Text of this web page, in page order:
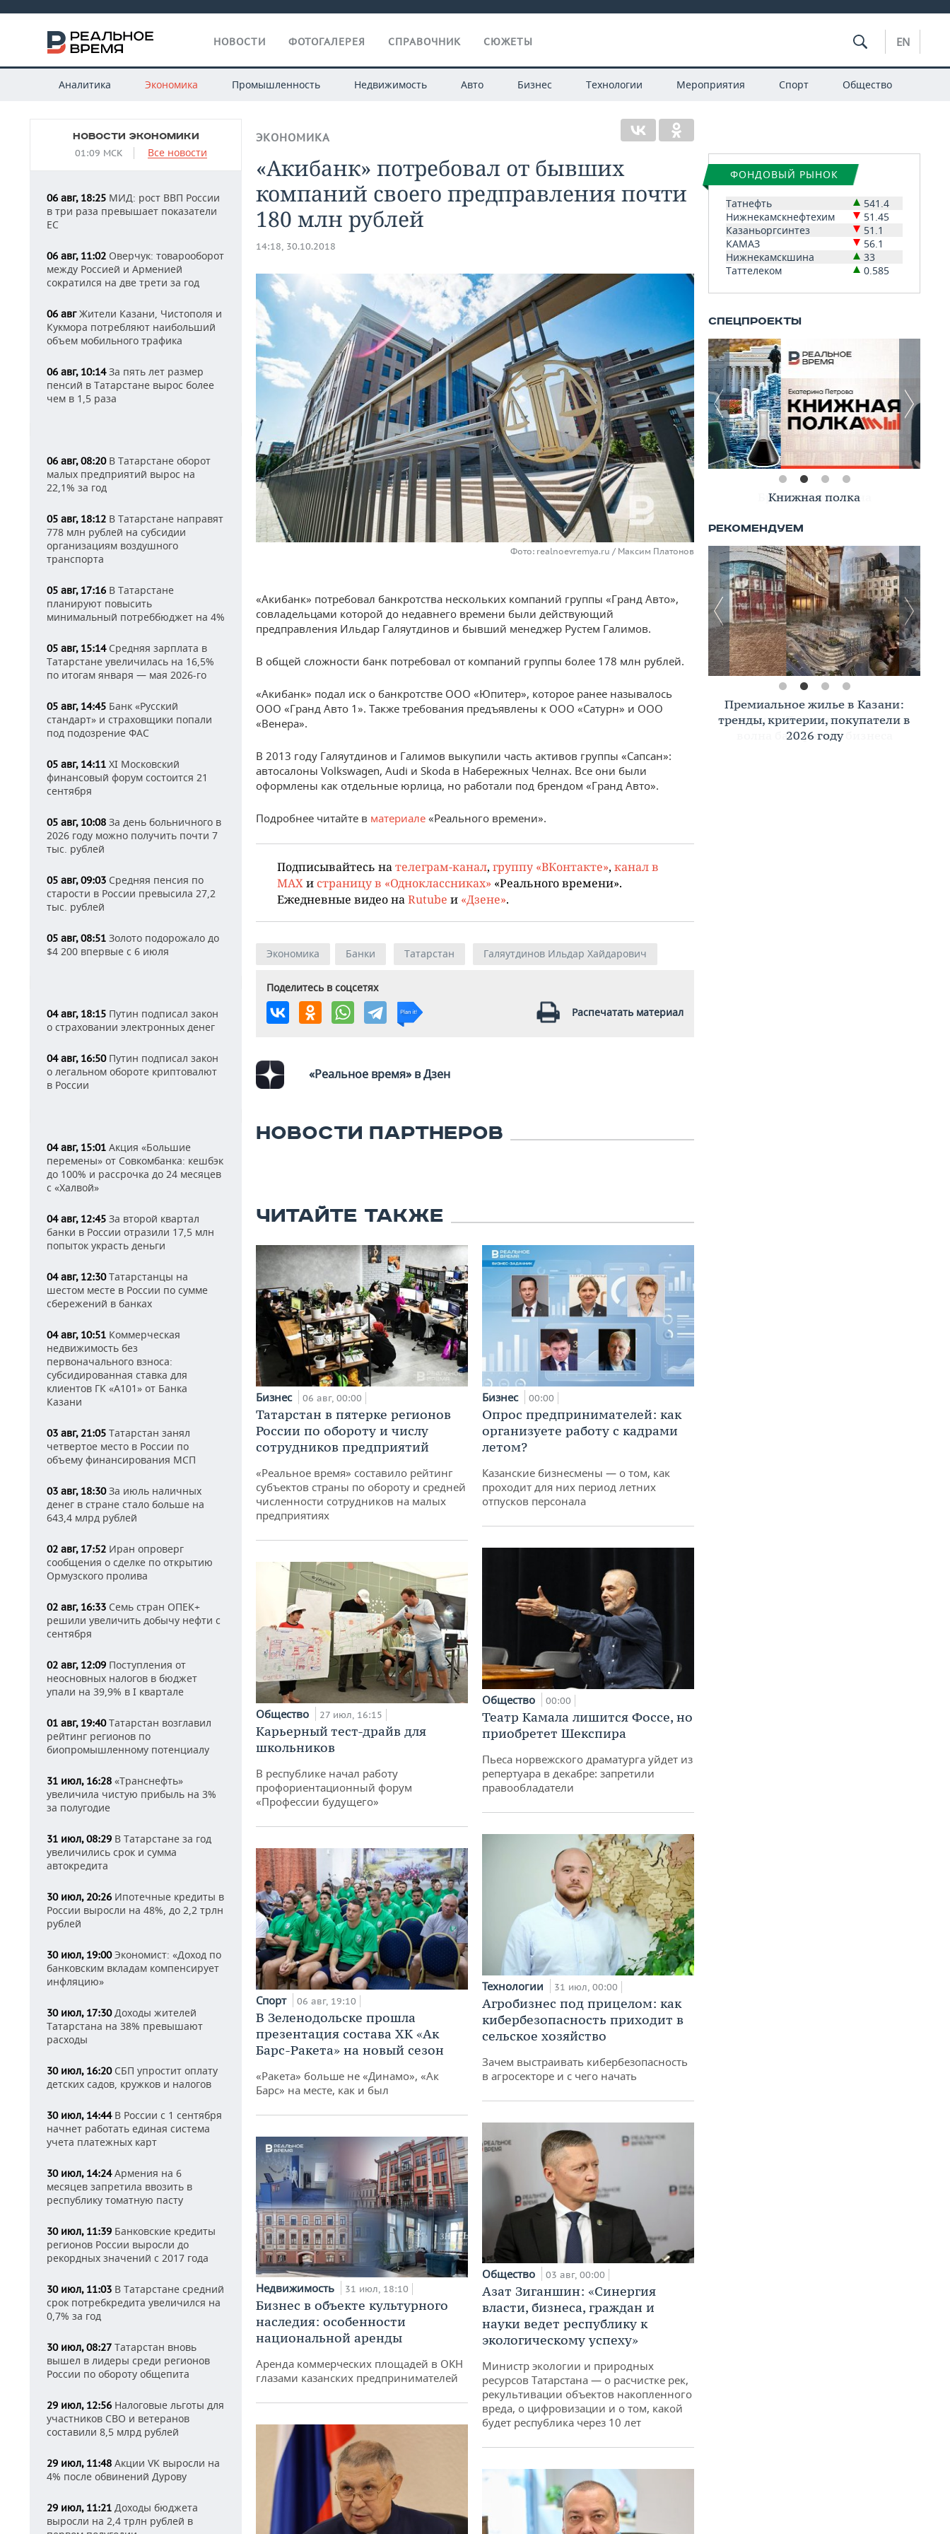
НОВОСТИ ФОТОГАЛЕРЕЯ СПРАВОЧНИК СЮЖЕТЫ EN
Аналитика Экономика Промышленность Недвижимость Авто Бизнес Технологии Мероприятия Спорт Общество
НОВОСТИ ЭКОНОМИКИ
01:09 МСК Все новости
06 авг, 18:25 МИД: рост ВВП России
в три раза превышает показатели
ЕС
06 авг, 11:02 Оверчук: товарооборот
между Россией и Арменией
сократился на две трети за год
06 авгЖители Казани, Чистополя и
Кукмора потребляют наибольший
объем мобильного трафика
06 авг, 10:14За пять лет размер
пенсий в Татарстане вырос более
чем в 1,5 раза
06 авг, 08:20В Татарстане оборот
малых предприятий вырос на
22,1% за год
05 авг, 18:12 В Татарстане направят
778 млн рублей на субсидии
организациям воздушного
транспорта
05 авг, 17:16 В Татарстане
планируют повысить
минимальный потреббюджет на 4%
05 авг, 15:14Средняя зарплата в
Татарстане увеличилась на 16,5%
по итогам января — мая 2026-го
05 авг, 14:45 Банк «Русский
стандарт» и страховщики попали
под подозрение ФАС
05 авг, 14:11 XI Московский
финансовый форум состоится 21
сентября
05 авг, 10:08 За день больничного в
2026 году можно получить почти 7
тыс. рублей
05 авг, 09:03 Средняя пенсия по
старости в России превысила 27,2
тыс. рублей
05 авг, 08:51 Золото подорожало до
$4 200 впервые с 6 июля
04 авг, 18:15 Путин подписал закон
о страховании электронных денег
04 авг, 16:50Путин подписал закон
о легальном обороте криптовалют
в России
04 авг, 15:01 Акция «Большие
перемены» от Совкомбанка: кешбэк
до 100% и рассрочка до 24 месяцев
с «Халвой»
04 авг, 12:45 За второй квартал
банки в России отразили 17,5 млн
попыток украсть деньги
04 авг, 12:30Татарстанцы на
шестом месте в России по сумме
сбережений в банках
04 авг, 10:51 Коммерческая
недвижимость без
первоначального взноса:
субсидированная ставка для
клиентов ГК «А101» от Банка
Казани
03 авг, 21:05 Татарстан занял
четвертое место в России по
объему финансирования МСП
03 авг, 18:30За июль наличных
денег в стране стало больше на
643,4 млрд рублей
02 авг, 17:52 Иран опроверг
сообщения о сделке по открытию
Ормузского пролива
02 авг, 16:33 Семь стран ОПЕК+
решили увеличить добычу нефти с
сентября
02 авг, 12:09 Поступления от
неосновных налогов в бюджет
упали на 39,9% в I квартале
01 авг, 19:40Татарстан возглавил
рейтинг регионов по
биопромышленному потенциалу
31 июл, 16:28 «Транснефть»
увеличила чистую прибыль на 3%
за полугодие
31 июл, 08:29 В Татарстане за год
увеличились срок и сумма
автокредита
30 июл, 20:26 Ипотечные кредиты в
России выросли на 48%, до 2,2 трлн
рублей
30 июл, 19:00Экономист: «Доход по
банковским вкладам компенсирует
инфляцию»
30 июл, 17:30Доходы жителей
Татарстана на 38% превышают
расходы
30 июл, 16:20СБП упростит оплату
детских садов, кружков и налогов
30 июл, 14:44В России с 1 сентября
начнет работать единая система
учета платежных карт
30 июл, 14:24Армения на 6
месяцев запретила ввозить в
республику томатную пасту
30 июл, 11:39 Банковские кредиты
регионов России выросли до
рекордных значений с 2017 года
30 июл, 11:03 В Татарстане средний
срок потребкредита увеличился на
0,7% за год
30 июл, 08:27 Татарстан вновь
вышел в лидеры среди регионов
России по обороту общепита
29 июл, 12:56 Налоговые льготы для
участников СВО и ветеранов
составили 8,5 млрд рублей
29 июл, 11:48 Акции VK выросли на
4% после обвинений Дурову
29 июл, 11:21 Доходы бюджета
выросли на 2,4 трлн рублей в
ЭКОНОМИКА
«Акибанк» потребовал от бывших
компаний своего предправления почти
180 млн рублей
14:18, 30.10.2018
Фото: realnoevremya.ru / Максим Платонов
«Акибанк» потребовал банкротства нескольких компаний группы «Гранд Авто»,
совладельцами которой до недавнего времени были действующий
предправления Ильдар Галяутдинов и бывший менеджер Рустем Галимов.
В общей сложности банк потребовал от компаний группы более 178 млн рублей.
«Акибанк» подал иск о банкротстве ООО «Юпитер», которое ранее называлось
ООО «Гранд Авто 1». Также требования предъявлены к ООО «Сатурн» и ООО
«Венера».
В 2013 году Галяутдинов и Галимов выкупили часть активов группы «Сапсан»:
автосалоны Volkswagen, Audi и Skoda в Набережных Челнах. Все они были
оформлены как отдельные юрлица, но работали под брендом «Гранд Авто».
Подробнее читайте в материале «Реального времени».
Подписывайтесь нателеграм-канал, группу «ВКонтакте», канал в
MAXи страницу в «Одноклассниках» «Реального времени».
Ежедневные видео наRutube и «Дзене».
Экономика Банки Татарстан Галяутдинов Ильдар Хайдарович
Поделитесь в соцсетях
Распечатать материал
«Реальное время» в Дзен
НОВОСТИ ПАРТНЕРОВ
ЧИТАЙТЕ ТАКЖЕ
Бизнес 06 авг, 00:00
Татарстан в пятерке регионов
России по обороту и числу
сотрудников предприятий
«Реальное время» составило рейтинг
субъектов страны по обороту и средней
численности сотрудников на малых
предприятиях
Общество 27 июл, 16:15
Карьерный тест-драйв для
школьников
В республике начал работу
профориентационный форум
«Профессии будущего»
Спорт 06 авг, 19:10
В Зеленодольске прошла
презентация состава ХК «Ак
Барс-Ракета» на новый сезон
«Ракета» больше не «Динамо», «Ак
Барс» на месте, как и был
Недвижимость 31 июл, 18:10
Бизнес в объекте культурного
наследия: особенности
национальной аренды
Аренда коммерческих площадей в ОКН
глазами казанских предпринимателей
Бизнес 00:00
Опрос предпринимателей: как
организуете работу с кадрами
летом?
Казанские бизнесмены — о том, как
проходит для них период летних
отпусков персонала
Общество 00:00
Театр Камала лишится Фоссе, но
приобретет Шекспира
Пьеса норвежского драматурга уйдет из
репертуара в декабре: запретили
правообладатели
Технологии 31 июл, 00:00
Агробизнес под прицелом: как
кибербезопасность приходит в
сельское хозяйство
Зачем выстраивать кибербезопасность
в агросекторе и с чего начать
Общество 03 авг, 00:00
Азат Зиганшин: «Синергия
власти, бизнеса, граждан и
науки ведет республику к
экологическому успеху»
Министр экологии и природных
ресурсов Татарстана — о расчистке рек,
рекультивации объектов накопленного
вреда, о цифровизации и о том, какой
будет республика через 10 лет
ФОНДОВЫЙ РЫНОК
Татнефть
541.4
Нижнекамскнефтехим
51.45
Казаньоргсинтез
51.1
КАМАЗ
56.1
Нижнекамскшина
33
Таттелеком
0.585
Книжная полка
Премиальное жилье в Казани:
тренды, критерии, покупатели в
2026 году